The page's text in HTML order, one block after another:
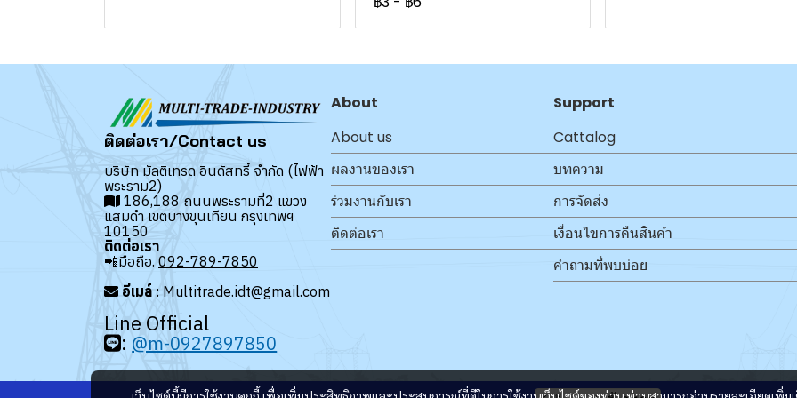
ติดต่อเรา/Contact us
บริษัท มัลติเทรด อินดัสทรี้ จำกัด (ไฟฟ้า
พระราม2)
186,188 ถนนพระรามที่2 แขวง
แสมดำ เขตบางขุนเทียน กรุงเทพฯ
10150
ติดต่อเรา
📲มือถือ. 092-789-7850
อีเมล์ : Multitrade.idt@gmail.com
Line Official
: @m-0927897850
About
About us
ผลงานของเรา
ร่วมงานกับเรา
ติดต่อเรา
Support
Cattalog
บทความ
การจัดส่ง
เงื่อนไขการคืนสินค้า
คำถามที่พบบ่อย